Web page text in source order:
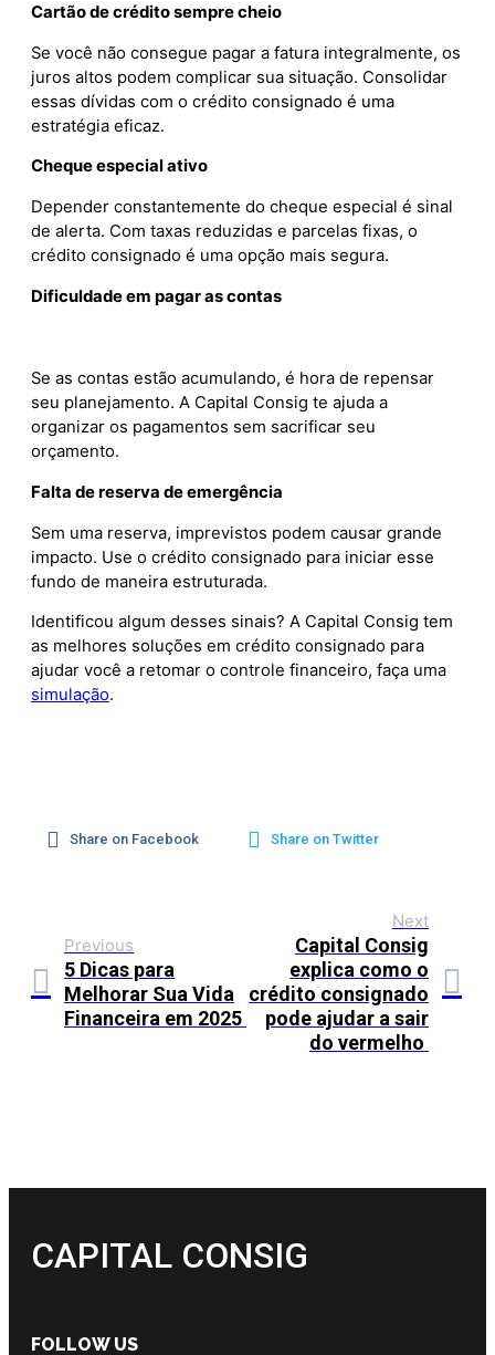
Cartão de crédito sempre cheio
Se você não consegue pagar a fatura integralmente, os
juros altos podem complicar sua situação. Consolidar
essas dívidas com o crédito consignado é uma
estratégia eficaz.
Cheque especial ativo
Depender constantemente do cheque especial é sinal
de alerta. Com taxas reduzidas e parcelas fixas, o
crédito consignado é uma opção mais segura.
Dificuldade em pagar as contas
Se as contas estão acumulando, é hora de repensar
seu planejamento. A Capital Consig te ajuda a
organizar os pagamentos sem sacrificar seu
orçamento.
Falta de reserva de emergência
Sem uma reserva, imprevistos podem causar grande
impacto. Use o crédito consignado para iniciar esse
fundo de maneira estruturada.
Identificou algum desses sinais? A Capital Consig tem
as melhores soluções em crédito consignado para
ajudar você a retomar o controle financeiro, faça uma
simulação.
Share on Facebook Share on Twitter
Previous
5 Dicas para
Melhorar Sua Vida
Financeira em 2025
Next
Capital Consig
explica como o
crédito consignado
pode ajudar a sair
do vermelho
CAPITAL CONSIG
FOLLOW US